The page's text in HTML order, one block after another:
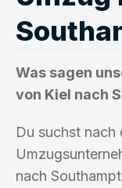
Was sagen
von Kiel nach
Du suchst nach
nach